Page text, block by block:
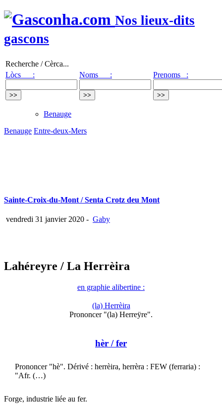
Nos lieux-dits
gascons
Recherche / Cèrca...
Lòcs :
Noms : Prenoms :
Benauge
Benauge Entre-deux-Mers
Sainte-Croix-du-Mont / Senta Crotz deu Mont
vendredi 31 janvier 2020 - Gaby
Lahéreyre / La Herrèira
en graphie alibertine :
(la) Herrèira
Prononcer "(la) Herreÿre".
hèr / fer
Prononcer "hè". Dérivé : herrèira, herrèra : FEW (ferraria) :
"Afr. (…)
Forge, industrie liée au fer.